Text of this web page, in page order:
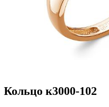
Кольцо к3000-102